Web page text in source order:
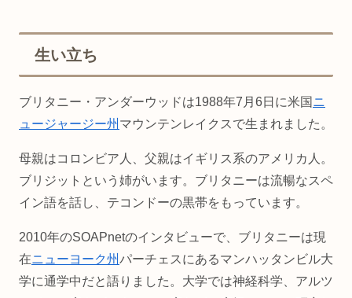
生い立ち
ブリタニー・アンダーウッドは1988年7月6日に米国 ニ
ュージャージー州 マウンテンレイクスで生まれました。
母親はコロンビア人、父親はイギリス系のアメリカ人。
ブリジットという姉がいます。ブリタニーは流暢なスペ
イン語を話し、テコンドーの黒帯をもっています。
2010年のSOAPnetのインタビューで、ブリタニーは現
在ニューヨーク州パーチェスにあるマンハッタンビル大
学に通学中だと語りました。大学では神経科学、アルツ